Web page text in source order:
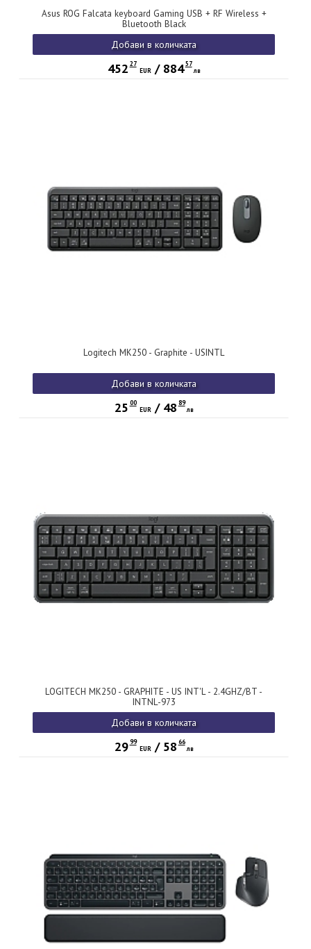
Asus ROG Falcata keyboard Gaming USB + RF Wireless +
Bluetooth Black
Добави в количката
452 27
EUR/ 884 57
лв
Logitech MK250 - Graphite - USINTL
Добави в количката
25 00
EUR/ 48 89
лв
LOGITECH MK250 - GRAPHITE - US INT'L - 2.4GHZ/BT -
INTNL-973
Добави в количката
29 99
EUR/ 58 66
лв